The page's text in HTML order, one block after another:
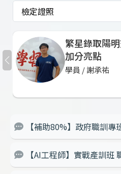
繁星錄取陽
加分亮點
學員 / 謝承祐
【補助80%】政府職訓專
【AI工程師】實戰產訓班